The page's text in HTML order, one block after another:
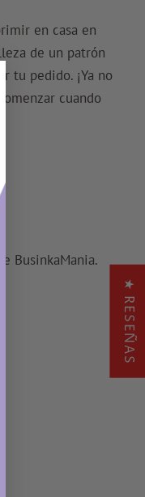
en casa en
de un patrón
tu pedido. ¡Ya no
cuando
BusinkaMania.
★ RESEÑAS